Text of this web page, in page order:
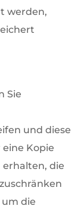
werden,
Sie
und diese
Kopie
erhalten, die
die